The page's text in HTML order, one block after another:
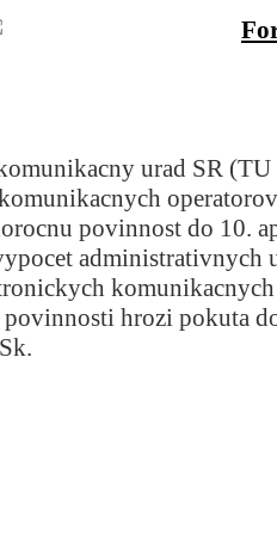
urad SR
povinnost do 10.
administrativnych
hrozi pokuta